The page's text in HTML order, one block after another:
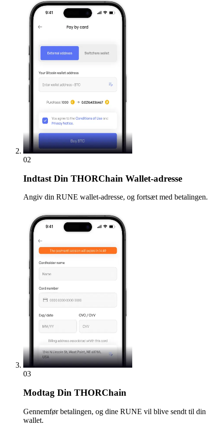
02
Indtast Din THORChain Wallet-adresse
Angiv din RUNE wallet-adresse, og fortsæt med betalingen.
03
Modtag Din THORChain
Gennemfør betalingen, og dine RUNE vil blive sendt til din
wallet.